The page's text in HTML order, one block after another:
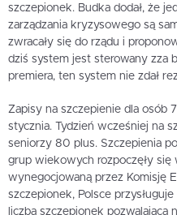
szczepionek. Budka dodał, że
zarządzania kryzysowego są
zwracały się do rządu i
dziś system jest sterowany zza
premiera, ten system nie zdał
Zapisy na szczepienie dla osób
stycznia. Tydzień wcześniej na
seniorzy 80 plus. Szczepienia
grup wiekowych rozpoczęły się
wynegocjowaną przez Komisję
szczepionek, Polsce
liczba szczepionek pozwalająca